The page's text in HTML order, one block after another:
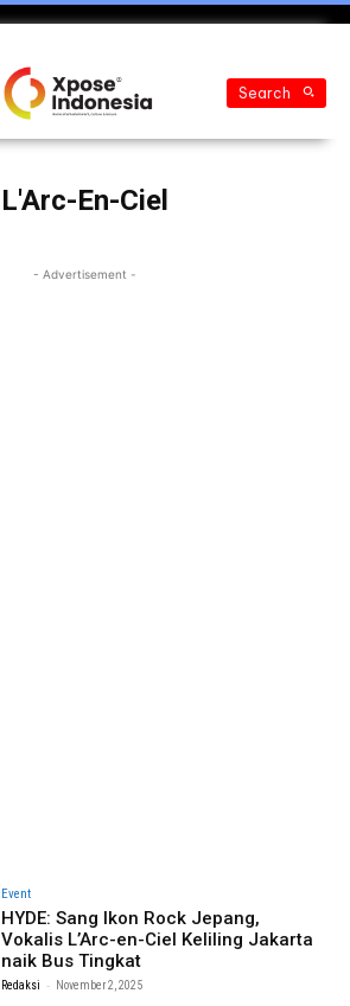
Search
L'Arc-En-Ciel
- Advertisement -
Event
HYDE: Sang Ikon Rock Jepang,
Vokalis L’Arc-en-Ciel Keliling Jakarta
naik Bus Tingkat
Redaksi - November 2, 2025